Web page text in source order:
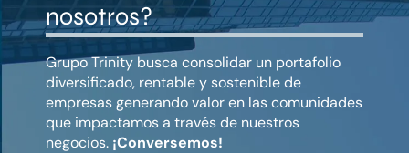
nosotros?
Grupo Trinity busca consolidar un portafolio
diversificado, rentable y sostenible de
empresas generando valor en las comunidades
que impactamos a través de nuestros
negocios. ¡Conversemos!